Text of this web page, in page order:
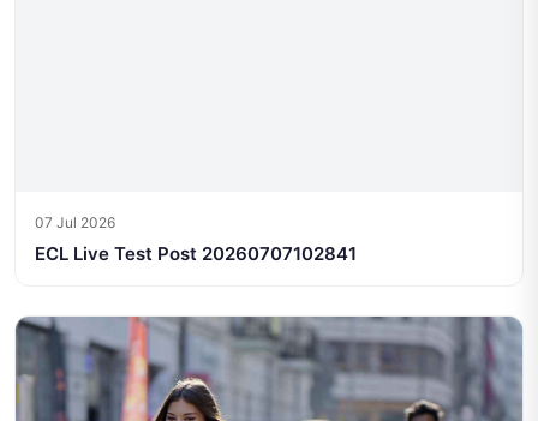
07 Jul 2026
ECL Live Test Post 20260707102841